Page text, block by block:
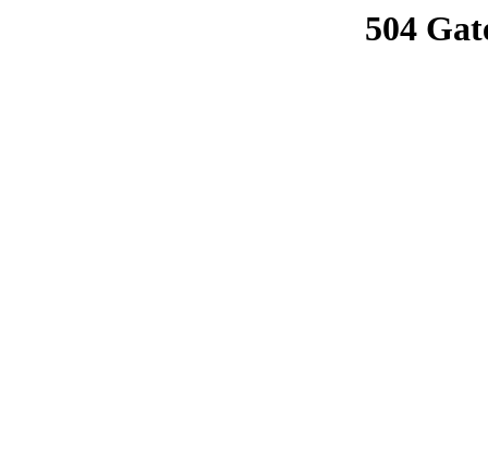
504